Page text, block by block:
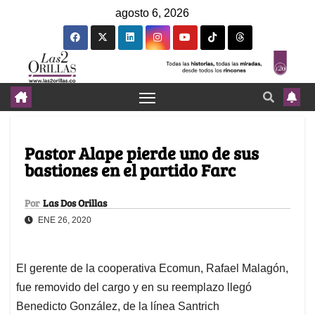
agosto 6, 2026
Pastor Alape pierde uno de sus
bastiones en el partido Farc
Por Las Dos Orillas
ENE 26, 2020
El gerente de la cooperativa Ecomun, Rafael Malagón,
fue removido del cargo y en su reemplazo llegó
Benedicto González, de la línea Santrich